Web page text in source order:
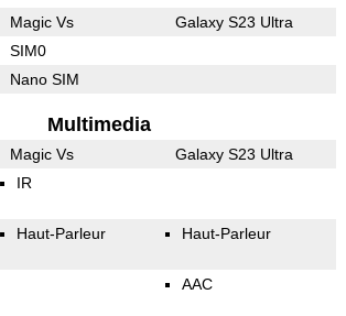
Magic Vs Galaxy S23 Ultra
SIM0
Nano SIM
Multimedia
Magic Vs Galaxy S23 Ultra
IR
Haut-Parleur Haut-Parleur
AAC